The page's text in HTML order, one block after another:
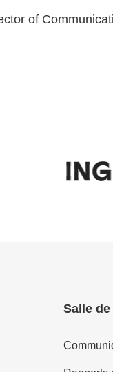
of
Salle